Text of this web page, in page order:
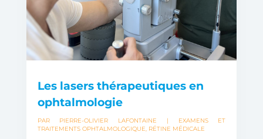
Les lasers thérapeutiques en
ophtalmologie
PAR PIERRE-OLIVIER LAFONTAINE |
EXAMENS ET
TRAITEMENTS OPHTALMOLOGIQUE, RÉTINE MÉDICALE